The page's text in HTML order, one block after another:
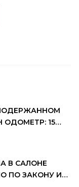
ОДОМЕТР: 15
В САЛОНЕ
ПО ЗАКОНУ И